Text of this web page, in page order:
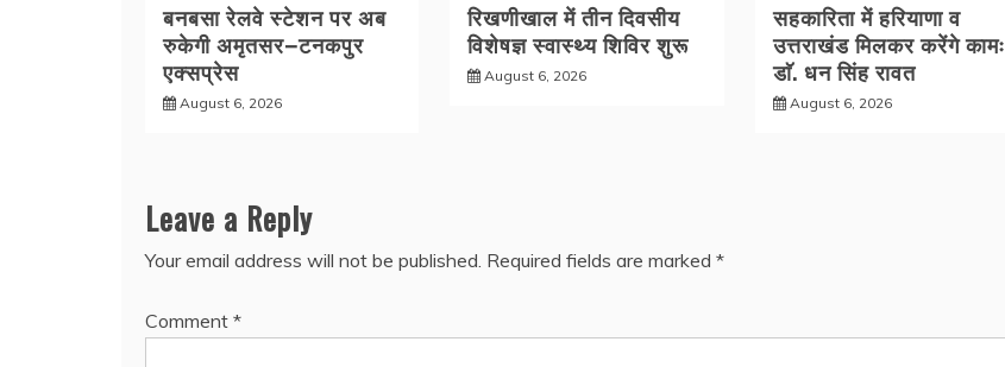
बनबसा रेलवे स्टेशन पर अब
रुकेगी अमृतसर–टनकपुर
एक्सप्रेस
August 6, 2026
रिखणीखाल में तीन दिवसीय
विशेषज्ञ स्वास्थ्य शिविर शुरू
August 6, 2026
सहकारिता में हरियाणा व
उत्तराखंड मिलकर करेंगे कामः
डाॅ. धन सिंह रावत
August 6, 2026
Leave a Reply
Your email address will not be published. Required fields are marked *
Comment *